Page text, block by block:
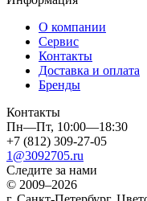
О компании
Сервис
Контакты
Доставка и оплата
Бренды
Контакты
Пн—Пт, 10:00—18:30
+7 (812) 309-27-05
1@3092705.ru
Следите за нами
© 2009–2026